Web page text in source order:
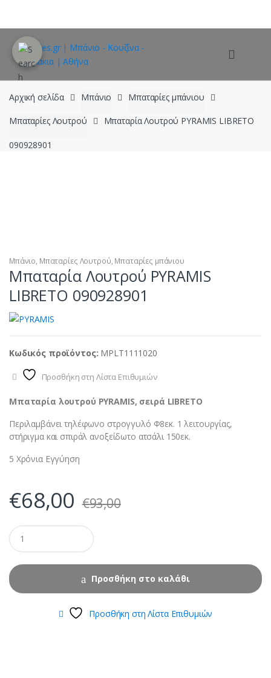
navigation
content
Αρχική σελίδα Μπάνιο Μπαταρίες μπάνιου
Μπαταρίες Λουτρού Μπαταρία Λουτρού PYRAMIS LIBRETO
090928901
Μπάνιο, Μπαταρίες Λουτρού, Μπαταρίες μπάνιου
Μπαταρία Λουτρού PYRAMIS
LIBRETO 090928901
Κωδικός προϊόντος: MPLT1111020
Προσθήκη στη Λίστα Επιθυμιών
Μπαταρία λουτρού PYRAMIS, σειρά LIBRETO
Περιλαμβάνει τηλέφωνο στρογγυλό Φ8εκ. 1 λειτουργίας,
στήριγμα και σπιράλ ανοξείδωτο ατσάλι 150εκ.
5 Χρόνια Εγγύηση
€68,00 €93,00
Προσθήκη στο καλάθι
Προσθήκη στη Λίστα Επιθυμιών